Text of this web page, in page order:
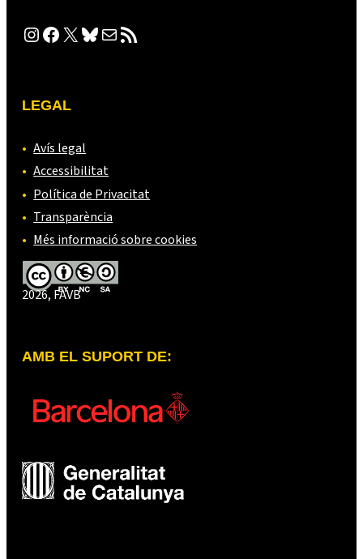
InstagramFacebook X Bluesky Correu electrònic Canal RSS
LEGAL
Avís legal
Accessibilitat
Política de Privacitat
Transparència
Més informació sobre cookies
2026, FAVB
AMB EL SUPORT DE: